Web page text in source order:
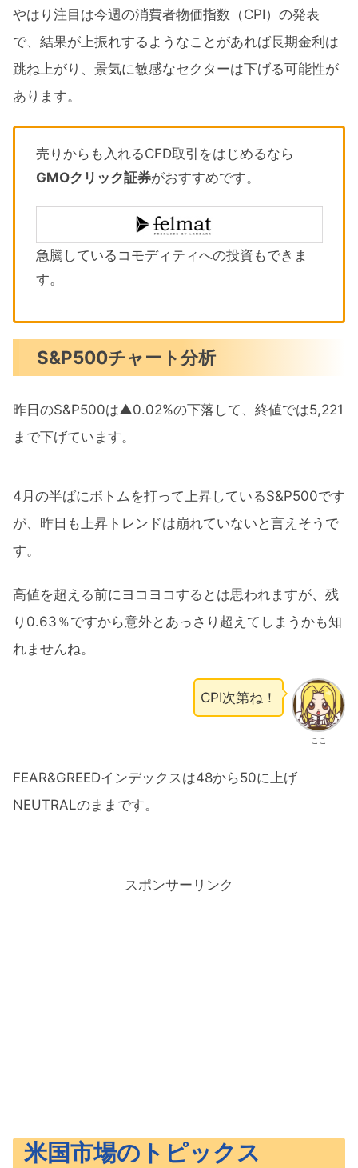
やはり注目は今週の消費者物価指数（CPI）の発表
で、結果が上振れするようなことがあれば長期金利は
跳ね上がり、景気に敏感なセクターは下げる可能性が
あります。
売りからも入れるCFD取引をはじめるなら
GMOクリック証券がおすすめです。
急騰しているコモディティへの投資もできま
す。
S&P500チャート分析
昨日のS&P500は▲0.02%の下落して、終値では5,221
まで下げています。
4月の半ばにボトムを打って上昇しているS&P500です
が、昨日も上昇トレンドは崩れていないと言えそうで
す。
高値を超える前にヨコヨコするとは思われますが、残
り0.63％ですから意外とあっさり超えてしまうかも知
れませんね。
ここ
CPI次第ね！
FEAR&GREEDインデックスは48から50に上げ
NEUTRALのままです。
スポンサーリンク
米国市場のトピックス